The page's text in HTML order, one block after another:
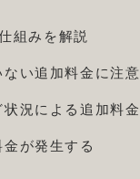
組みを解説
い追加料金に注意
況による追加料
が発生する